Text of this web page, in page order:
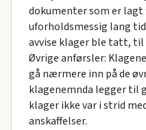
dokumenter som er
uforholdsmessig lang
avvise klager ble tatt,
Øvrige anførsler:
gå nærmere inn på de
klagenemnda legger til
klager ikke var i strid
anskaffelser.